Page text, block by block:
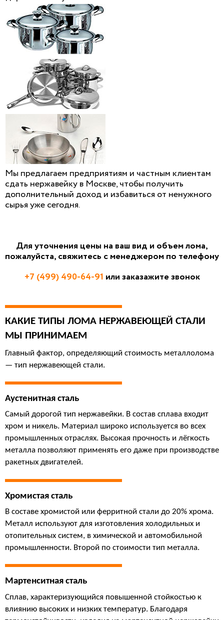
Мы предлагаем предприятиям и частным клиентам
сдать нержавейку в Москве, чтобы получить
дополнительный доход и избавиться от ненужного
сырья уже сегодня.
Для уточнения цены на ваш вид и объем лома,
пожалуйста, свяжитесь с менеджером по телефону
+7 (499) 490-64-91 или заказажите звонок
КАКИЕ ТИПЫ ЛОМА НЕРЖАВЕЮЩЕЙ СТАЛИ
МЫ ПРИНИМАЕМ
Главный фактор, определяющий стоимость металлолома
— тип нержавеющей стали.
Аустенитная сталь
Самый дорогой тип нержавейки. В состав сплава входит
хром и никель. Материал широко используется во всех
промышленных отраслях. Высокая прочность и лёгкость
металла позволяют применять его даже при производстве
ракетных двигателей.
Хромистая сталь
В составе хромистой или ферритной стали до 20% хрома.
Металл используют для изготовления холодильных и
отопительных систем, в химической и автомобильной
промышленности. Второй по стоимости тип металла.
Мартенситная сталь
Сплав, характеризующийся повышенной стойкостью к
влиянию высоких и низких температур. Благодаря